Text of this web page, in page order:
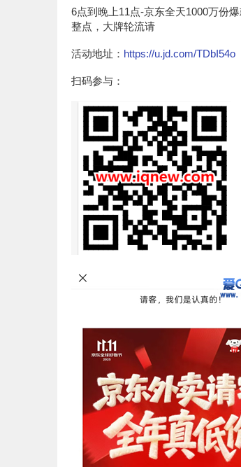
6点到晚上11点-京东全天1000万份
整点，大牌轮流请
活动地址： https://u.jd.com/TDbI54o
扫码参与：